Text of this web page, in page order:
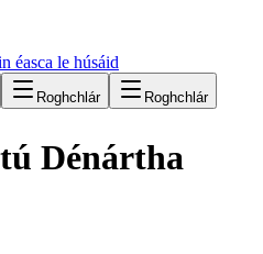
éasca le húsáid
Roghchlár Roghchlár
Dénártha